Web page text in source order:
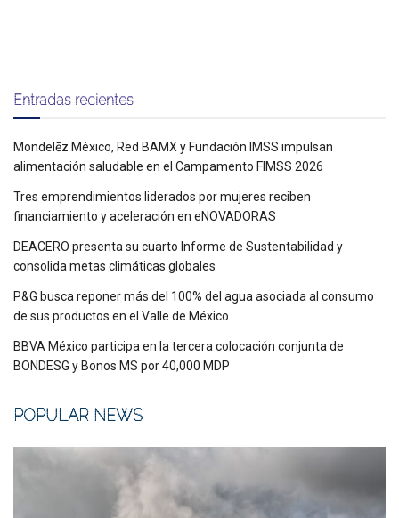
Entradas recientes
Mondelēz México, Red BAMX y Fundación IMSS impulsan
alimentación saludable en el Campamento FIMSS 2026
Tres emprendimientos liderados por mujeres reciben
financiamiento y aceleración en eNOVADORAS
DEACERO presenta su cuarto Informe de Sustentabilidad y
consolida metas climáticas globales
P&G busca reponer más del 100% del agua asociada al consumo
de sus productos en el Valle de México
BBVA México participa en la tercera colocación conjunta de
BONDESG y Bonos MS por 40,000 MDP
POPULAR NEWS